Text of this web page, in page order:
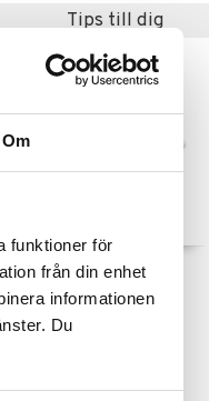
Om
funktioner för
från din enhet
informationen
Du
Tips till dig
Nuno Kaffefilterhållare
ZACK
339